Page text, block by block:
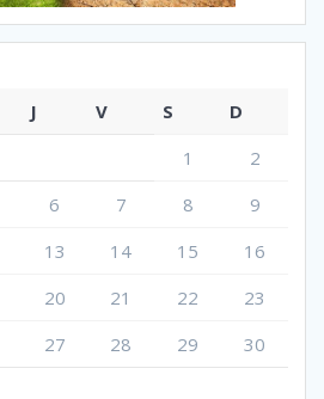
J V S
D
1
2
6 7 8
9
13 14 15
16
20 21 22
23
27 28 29
30